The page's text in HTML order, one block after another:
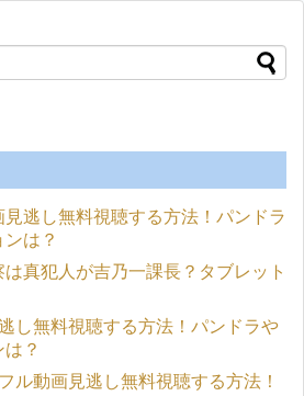
逃し無料視聴する方法！パンドラ
は？
真犯人が吉乃一課長？タブレット
し無料視聴する方法！パンドラや
？
ル動画見逃し無料視聴する方法！